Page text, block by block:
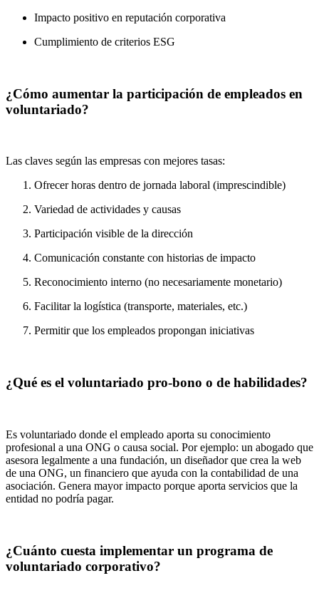
Impacto positivo en reputación corporativa
Cumplimiento de criterios ESG
¿Cómo aumentar la participación de empleados en
voluntariado?
Las claves según las empresas con mejores tasas:
Ofrecer horas dentro de jornada laboral (imprescindible)
Variedad de actividades y causas
Participación visible de la dirección
Comunicación constante con historias de impacto
Reconocimiento interno (no necesariamente monetario)
Facilitar la logística (transporte, materiales, etc.)
Permitir que los empleados propongan iniciativas
¿Qué es el voluntariado pro-bono o de habilidades?
Es voluntariado donde el empleado aporta su conocimiento
profesional a una ONG o causa social. Por ejemplo: un abogado que
asesora legalmente a una fundación, un diseñador que crea la web
de una ONG, un financiero que ayuda con la contabilidad de una
asociación. Genera mayor impacto porque aporta servicios que la
entidad no podría pagar.
¿Cuánto cuesta implementar un programa de
voluntariado corporativo?